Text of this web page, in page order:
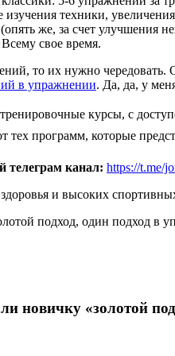
изучения техники,
же, за счет улучшения
свое время.
то их нужно
в упражнении. Да, да, у
курсы, с
программ, которые
телеграм канал: https://t.me/
и высоких
подход, один подход в
новичку «золотой